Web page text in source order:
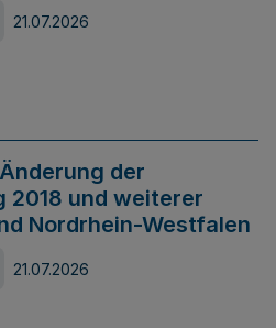
21.07.2026
der
2018 und weiterer
Nordrhein-Westfalen
21.07.2026